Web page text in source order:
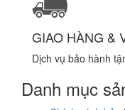
GIAO HÀNG &
Dịch vụ bảo hành
Danh mục